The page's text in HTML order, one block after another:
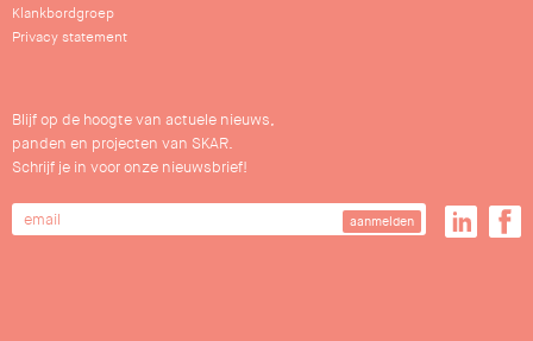
Klankbordgroep
Privacy statement
Blijf op de hoogte van actuele nieuws,
panden en projecten van SKAR.
Schrijf je in voor onze nieuwsbrief!